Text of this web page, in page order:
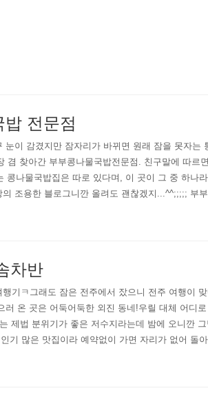
전문점
이 감겼지만 잠자리가 바뀌면 원래 잠을 못자는
찾아간 부부콩나물국밥전문점. 친구말에 따르
콩나물국밥집은 따로 있다며, 이 곳이 그 중 하나
조용한 블로그니깐 올려도 괜찮겠지...^^;;;;; 부
손님이었던 걸로. 내가 주문한 황태콩나물국밥
차반
기ㅋ그래도 잠은 전주에서 잤으니 전주 여행이
온 곳은 어둑어둑한 외진 동네!우릴 대체 어디
제법 분위기가 좋은 저수지라는데 밤에 오니깐
기 많은 맛집이라 예약없이 가면 자리가 없어 돌
식 테이블 뿐이라, 바닥에 앉는 걸 불편해하는